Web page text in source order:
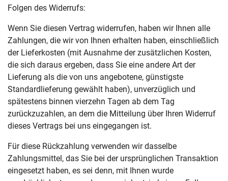
Folgen des Widerrufs:
Wenn Sie diesen Vertrag widerrufen, haben wir Ihnen alle
Zahlungen, die wir von Ihnen erhalten haben, einschließlich
der Lieferkosten (mit Ausnahme der zusätzlichen Kosten,
die sich daraus ergeben, dass Sie eine andere Art der
Lieferung als die von uns angebotene, günstigste
Standardlieferung gewählt haben), unverzüglich und
spätestens binnen vierzehn Tagen ab dem Tag
zurückzuzahlen, an dem die Mitteilung über Ihren Widerruf
dieses Vertrags bei uns eingegangen ist.
Für diese Rückzahlung verwenden wir dasselbe
Zahlungsmittel, das Sie bei der ursprünglichen Transaktion
eingesetzt haben, es sei denn, mit Ihnen wurde